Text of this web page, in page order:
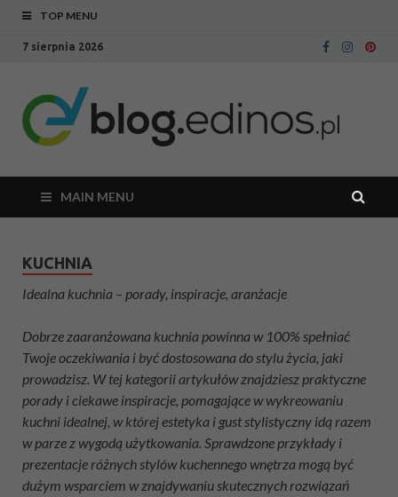
TOP MENU
7 sierpnia 2026
Edinos
MAIN MENU
KUCHNIA
Idealna kuchnia – porady, inspiracje, aranżacje
Dobrze zaaranżowana kuchnia powinna w 100% spełniać
Twoje oczekiwania i być dostosowana do stylu życia, jaki
prowadzisz. W tej kategorii artykułów znajdziesz praktyczne
porady i ciekawe inspiracje, pomagające w wykreowaniu
kuchni idealnej, w której estetyka i gust stylistyczny idą razem
w parze z wygodą użytkowania. Sprawdzone przykłady i
prezentacje różnych stylów kuchennego wnętrza mogą być
dużym wsparciem w znajdywaniu skutecznych rozwiązań